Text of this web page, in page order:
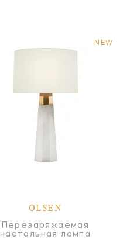
NEW
OLSEN
Перезаряжаемая
настольная лампа